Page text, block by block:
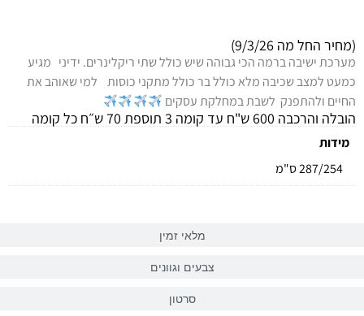
מלאי זמין
צבעים וגוונים
סרטון
(מחיר החל מה 9/3/26)
מערכת ישיבה ברמה הכי גבוהה שיש כולל שתי ריקלינרים. ידיני מגיע
כמעט למצב שכיבה מלא כולל בר כולל מתקני כוסות למי שאוהב את
החיים ולהתפנק לשבת במחלקת עסקים
הובלה והרכבה 600 ש"ח עד קומה 3 תוספת 70 ש״ח כל קומה
מידות
287/254 ס"מ